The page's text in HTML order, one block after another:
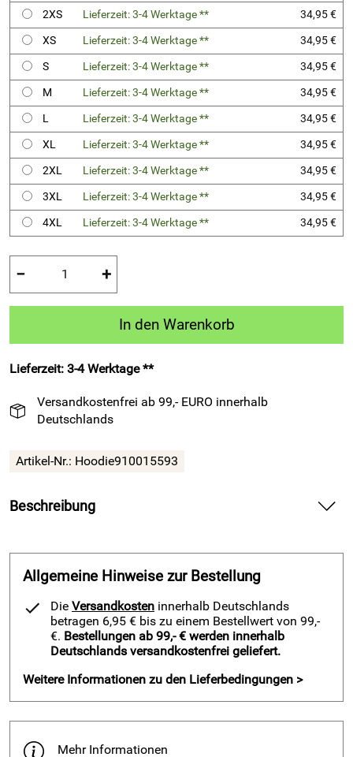
2XS
Lieferzeit: 3-4 Werktage **
34,95 €
XS
Lieferzeit: 3-4 Werktage **
34,95 €
S
Lieferzeit: 3-4 Werktage **
34,95 €
M
Lieferzeit: 3-4 Werktage **
34,95 €
L
Lieferzeit: 3-4 Werktage **
34,95 €
XL
Lieferzeit: 3-4 Werktage **
34,95 €
2XL
Lieferzeit: 3-4 Werktage **
34,95 €
3XL
Lieferzeit: 3-4 Werktage **
34,95 €
4XL
Lieferzeit: 3-4 Werktage ** 34,95 €
− +
In den Warenkorb
Lieferzeit: 3-4 Werktage **
Versandkostenfrei ab 99,- EURO innerhalb
Deutschlands
Artikel-Nr.: Hoodie910015593
Beschreibung
Wärme und frische Atmungsaktivität im Training.
Spüre in diesem Trainingshoodie Easy von ACERBIS die
weiche Innenseite und genieße ein angenehmes Gefühl auf
deiner Haut. Erlebe stabile Bündchen, eine praktische
Kängurutasche und eine verstellbare Kapuze für fokussierte
Einheiten auf dem Platz. Profitiere vom Easytex System und
trocknet.
Sichere deine Essentials durch die Kängurutasche und
Allgemeine Hinweise zur Bestellung
Die Versandkosten innerhalb Deutschlands
betragen 6,95 € bis zu einem Bestellwert von 99,-
€. Bestellungen ab 99,- € werden innerhalb
Deutschlands versandkostenfrei geliefert.
Weitere Informationen zu den Lieferbedingungen >
Mehr Informationen